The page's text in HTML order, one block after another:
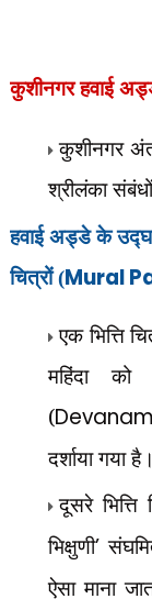
कुशीनगर हवाई
कुशीनगर
श्रीलंका
हवाई अड्डे के
चित्रों (Mural
एक भित्ति
महिंदा को
(
दर्शाया गया है।
दूसरे
भिक्षुणी’
ऐसा माना